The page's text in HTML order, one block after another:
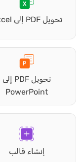
تحويل PDF إلى Excel
تحويل PDF إلى
PowerPoint
إنشاء قالب